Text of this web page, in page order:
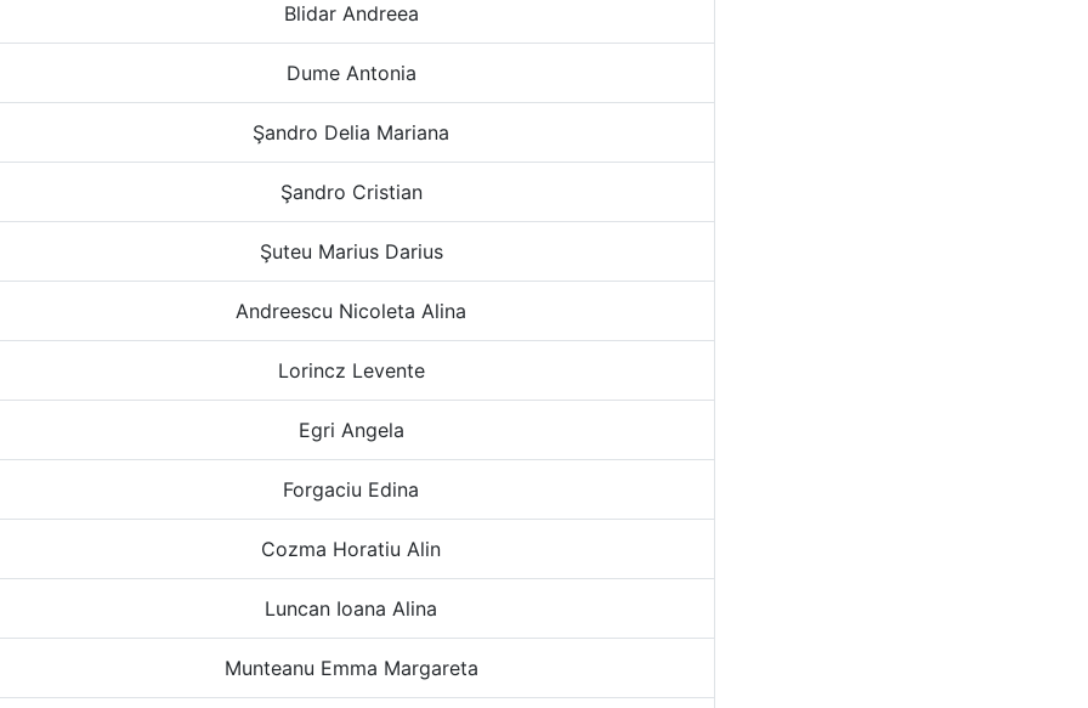
Blidar Andreea
Dume Antonia
Şandro Delia Mariana
Şandro Cristian
Şuteu Marius Darius
Andreescu Nicoleta Alina
Lorincz Levente
Egri Angela
Forgaciu Edina
Cozma Horatiu Alin
Luncan Ioana Alina
Munteanu Emma Margareta